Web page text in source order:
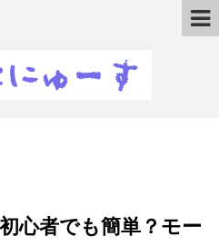
心者でも簡単？モー